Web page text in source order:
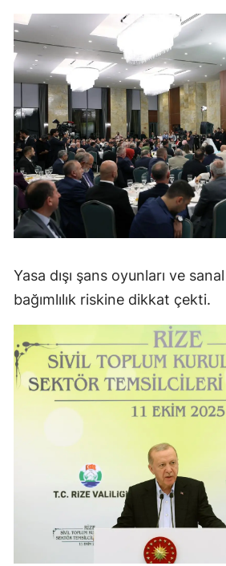
Yasa dışı şans oyunları ve
bağımlılık riskine dikkat çekti.